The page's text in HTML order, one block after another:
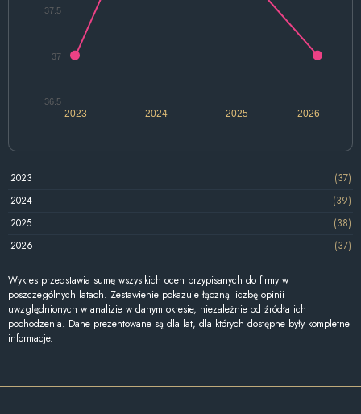
2024 2026
2023 2025
36.5
37
37.5
2023
(37)
2024
(39)
2025
(38)
2026
(37)
Wykres przedstawia sumę wszystkich ocen przypisanych do firmy w
poszczególnych latach. Zestawienie pokazuje łączną liczbę opinii
uwzględnionych w analizie w danym okresie, niezależnie od źródła ich
pochodzenia. Dane prezentowane są dla lat, dla których dostępne były kompletne
informacje.